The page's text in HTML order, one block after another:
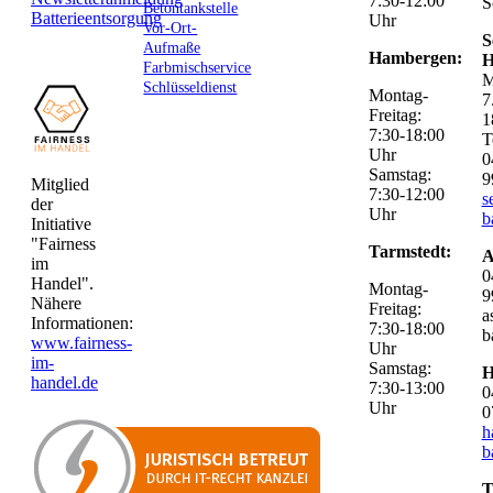
Batterieentsorgung
Mitglied
der
Initiative
"Fairness
im
Handel".
Nähere
Informationen:
www.fairness-
im-
handel.de
Betontankstelle
Vor-Ort-
Aufmaße
Farbmischservice
Schlüsseldienst
Uhr
Hambergen:
Montag-
Freitag:
7:30-18:00
Uhr
Samstag:
7:30-12:00
Uhr
Tarmstedt:
Montag-
Freitag:
7:30-18:00
Uhr
Samstag:
7:30-13:00
Uhr